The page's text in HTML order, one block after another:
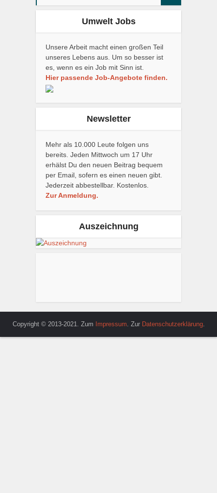
Umwelt Jobs
Unsere Arbeit macht einen großen Teil
unseres Lebens aus. Um so besser ist
es, wenn es ein Job mit Sinn ist.
Hier passende Job-Angebote finden.
Newsletter
Mehr als 10.000 Leute folgen uns
bereits. Jeden Mittwoch um 17 Uhr
erhälst Du den neuen Beitrag bequem
per Email, sofern es einen neuen gibt.
Jederzeit abbestellbar. Kostenlos.
Zur Anmeldung.
Auszeichnung
Copyright © 2013-2021. Zum Impressum. Zur Datenschutzerklärung.